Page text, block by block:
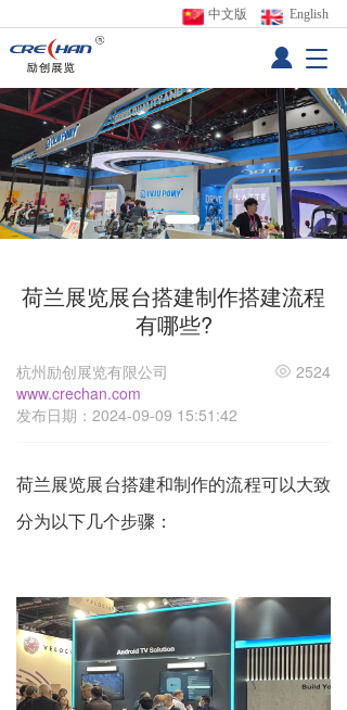
中文版 English
T
g
g
l
e
n
a
v
a
o
n
荷兰展览展台搭建制作搭建流程
有哪些?
杭州励创展览有限公司
www.crechan.com
发布日期：2024-09-09 15:51:42
2524
荷兰展览展台搭建和制作的流程可以大致
分为以下几个步骤：